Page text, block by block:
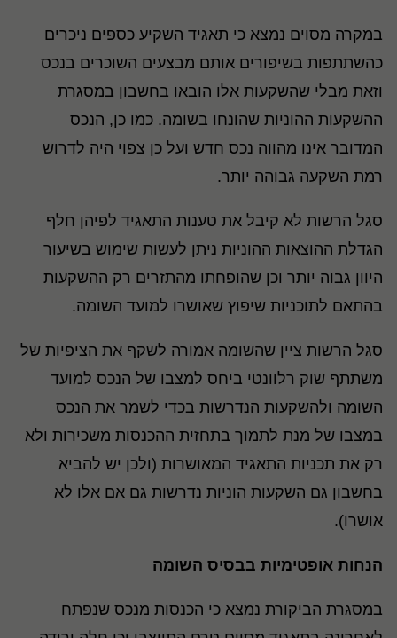
במקרה מסוים נמצא כי תאגיד השקיע כספים ניכרים
כהשתתפות בשיפורים אותם מבצעים השוכרים בנכס
וזאת מבלי שהשקעות אלו הובאו בחשבון במסגרת
ההשקעות ההוניות שהונחו בשומה. כמו כן, הנכס
המדובר אינו מהווה נכס חדש ועל כן צפוי היה לדרוש
רמת השקעה גבוהה יותר.
סגל הרשות לא קיבל את טענות התאגיד לפיהן חלף
הגדלת ההוצאות ההוניות ניתן לעשות שימוש בשיעור
היוון גבוה יותר וכן שהופחתו מהתזרים רק ההשקעות
בהתאם לתוכניות שיפוץ שאושרו למועד השומה.
סגל הרשות ציין שהשומה אמורה לשקף את הציפיות של
משתתף שוק רלוונטי ביחס למצבו של הנכס למועד
השומה ולהשקעות הנדרשות בכדי לשמר את הנכס
במצבו של מנת לתמוך בתחזית ההכנסות משכירות ולא
רק את תכניות התאגיד המאושרות (ולכן יש להביא
בחשבון גם השקעות הוניות נדרשות גם אם אלו לא
אושרו).
הנחות אופטימיות בבסיס השומה
במסגרת הביקורת נמצא כי הכנסות מנכס שנפתח